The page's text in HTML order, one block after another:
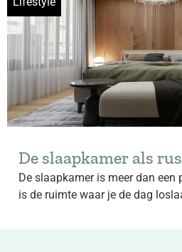
De slaapkamer als
De slaapkamer is meer dan een
is de ruimte waar je de dag